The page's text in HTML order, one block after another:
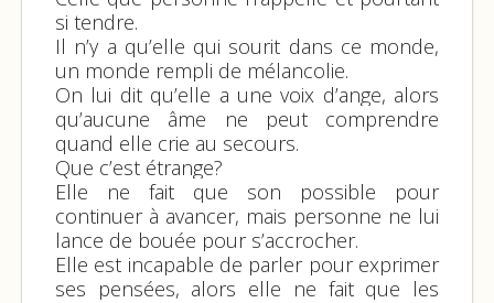
si tendre.
Il n’y a qu’elle qui sourit dans ce monde,
un monde rempli de mélancolie.
On lui dit qu’elle a une voix d’ange, alors
qu’aucune âme ne peut comprendre
quand elle crie au secours.
Que c’est étrange?
Elle ne fait que son possible pour
continuer à avancer, mais personne ne lui
lance de bouée pour s’accrocher.
Elle est incapable de parler pour exprimer
ses pensées, alors elle ne fait que les